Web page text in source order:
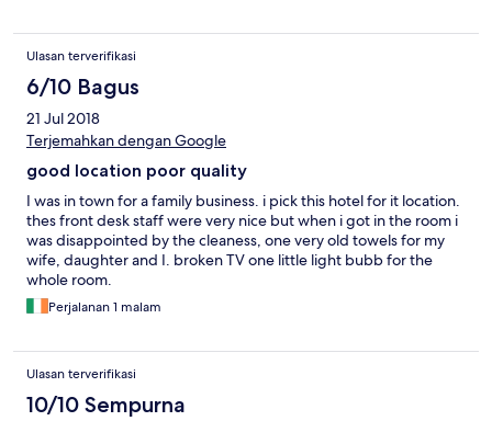
Ulasan terverifikasi
6/10 Bagus
21 Jul 2018
Terjemahkan dengan Google
good location poor quality
I was in town for a family business. i pick this hotel for it location.
thes front desk staff were very nice but when i got in the room i
was disappointed by the cleaness, one very old towels for my
wife, daughter and I. broken TV one little light bubb for the
whole room.
Perjalanan 1 malam
Ulasan terverifikasi
10/10 Sempurna